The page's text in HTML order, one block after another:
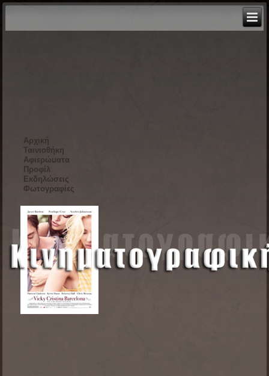
Αρχική
Ταινιοθήκη
Αφιερώματα
Προφίλ
Εκδηλώσεις
Φωτογραφίες